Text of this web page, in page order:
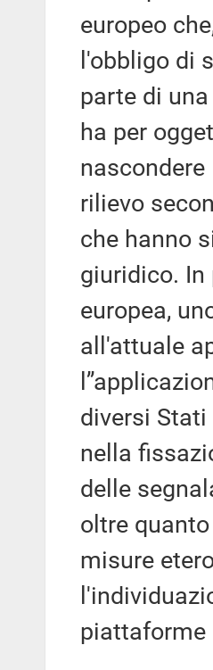
europeo
l'obbligo di
parte di
ha per
rilievo
che hanno
giuridico.
europea,
all'attuale
diversi
nella
delle
oltre
misure